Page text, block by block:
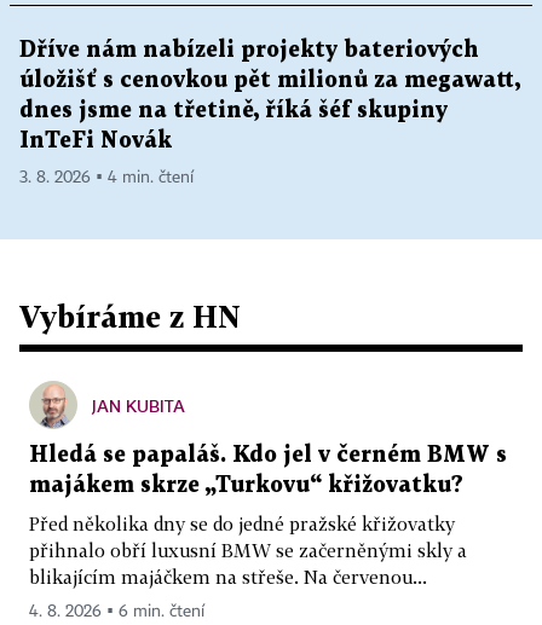
Dříve nám nabízeli projekty bateriových
úložišť s cenovkou pět milionů za megawatt,
dnes jsme na třetině, říká šéf skupiny
InTeFi Novák
3. 8. 2026 ▪ 4 min. čtení
Vybíráme z HN
JAN KUBITA
Hledá se papaláš. Kdo jel v černém BMW s
majákem skrze „Turkovu“ křižovatku?
Před několika dny se do jedné pražské křižovatky
přihnalo obří luxusní BMW se začerněnými skly a
blikajícím majáčkem na střeše. Na červenou...
4. 8. 2026 ▪ 6 min. čtení